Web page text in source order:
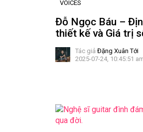
VOICES
Đỗ Ngọc Báu –
thiết kế và Giá trị
Tác giả Đặng Xuân Tới
2025-07-24, 10:45:51